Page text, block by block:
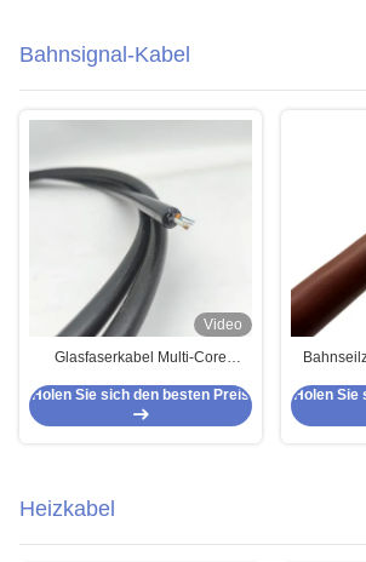
Bahnsignal-Kabel
Video
Glasfaserkabel Multi-Core
Fasern
Holen Sie sich den besten Preis
Holen Sie
Heizkabel